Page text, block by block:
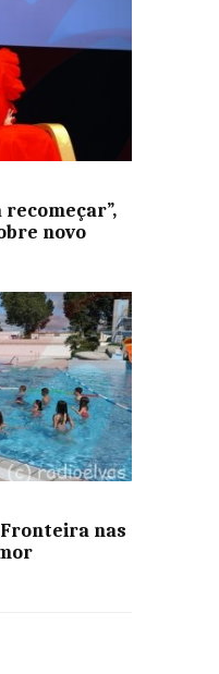
recomeçar”,
novo
Fronteira nas